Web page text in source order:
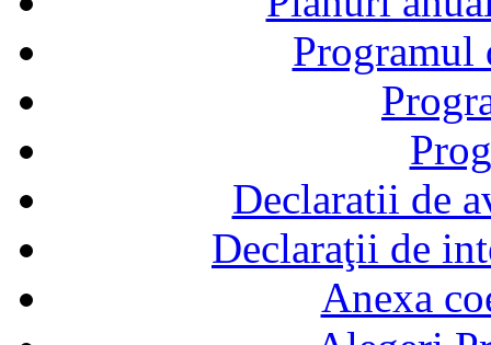
Declaratii de
Declaraţii de
Anexa